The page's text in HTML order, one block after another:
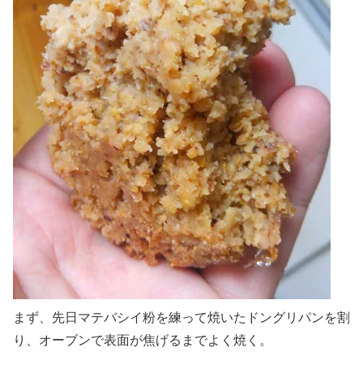
まず、先日マテバシイ粉を練って焼いたドングリパンを割
り、オーブンで表面が焦げるまでよく焼く。